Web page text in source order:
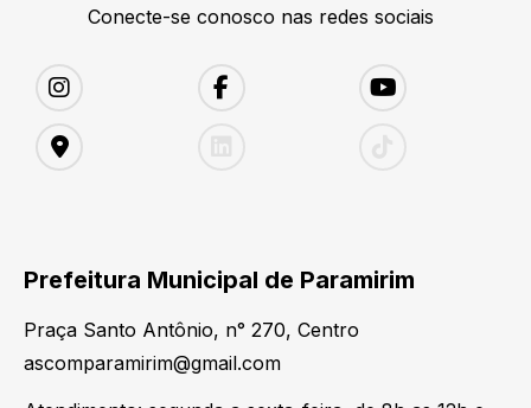
Conecte-se conosco nas redes sociais
Prefeitura Municipal de Paramirim
Praça Santo Antônio, n° 270, Centro
ascomparamirim@gmail.com